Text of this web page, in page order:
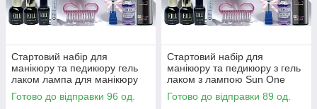
Стартовий набір для
манікюру та педикюру гель
лаком лампа для манікюру
Sun one база топ та гель лак
milano
Готово до відправки 96 од.
Стартовий набір для
манікюру та педикюру з гель
лаком з лампою Sun One
48Вт база топ та гель лак
milano
Готово до відправки 89 од.